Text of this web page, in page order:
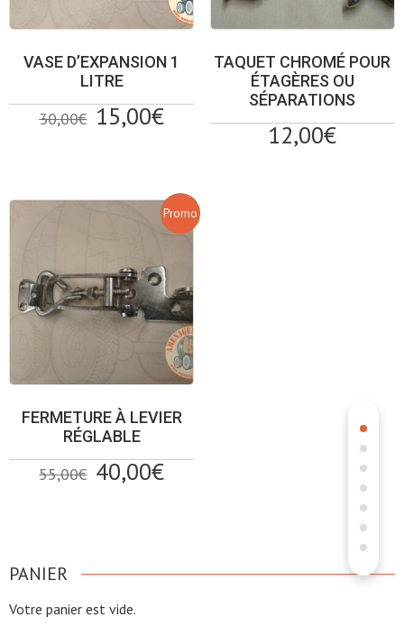
VASE D’EXPANSION 1
LITRE
30,00€ Le
30,00€.
15,00€Le
est :
15,00€.
TAQUET CHROMÉ POUR
ÉTAGÈRES OU
SÉPARATIONS
12,00€
Promo
FERMETURE À LEVIER
RÉGLABLE
55,00€ Le
prix
40,00€Le
PANIER
Votre panier est vide.